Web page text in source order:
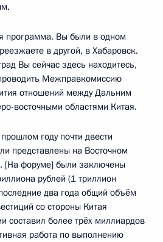
программа. Вы были в одном
в другой, в Хабаровск.
Вы сейчас здесь находитесь,
Межправкомиссию
отношений между Дальним
восточными областями Китая.
году почти двести
представлены на Восточном
[На форуме] были заключены
рублей (1 триллион
два года общий объём
со стороны Китая
составил более трёх миллиардов
работа по выполнению